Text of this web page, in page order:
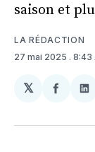
saison et
LA RÉDACTION
27 mai 2025 . 8:43
𝕏